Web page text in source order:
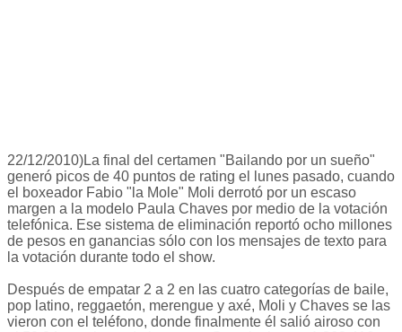
22/12/2010)La final del certamen "Bailando por un sueño"
generó picos de 40 puntos de rating el lunes pasado, cuando
el boxeador Fabio "la Mole" Moli derrotó por un escaso
margen a la modelo Paula Chaves por medio de la votación
telefónica. Ese sistema de eliminación reportó ocho millones
de pesos en ganancias sólo con los mensajes de texto para
la votación durante todo el show.
Después de empatar 2 a 2 en las cuatro categorías de baile,
pop latino, reggaetón, merengue y axé, Moli y Chaves se las
vieron con el teléfono, donde finalmente él salió airoso con